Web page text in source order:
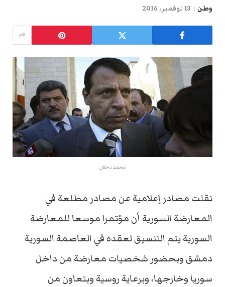
وطن 13 نوفمبر، 2016
محمد دحلان
نقلت مصادر إعلامية عن مصادر مطلعة في
المعارضة السورية أن مؤتمرا موسعا للمعارضة
السورية يتم التنسيق لعقده في العاصمة السورية
دمشق وبحضور شخصيات معارضة من داخل
سوريا وخارجها، وبرعاية روسية وبتعاون من